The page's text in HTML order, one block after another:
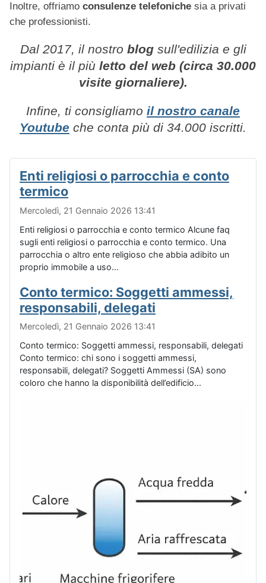
Inoltre, offriamo consulenze telefoniche sia a privati
che professionisti.
Dal 2017, il nostro blogsull'edilizia e gli
impianti è il più letto del web (circa 30.000
visite giornaliere).
Infine, ti consigliamo il nostro canale
Youtube che conta più di 34.000 iscritti.
Enti religiosi o parrocchia e conto
termico
Mercoledì, 21 Gennaio 2026 13:41
Enti religiosi o parrocchia e conto termico Alcune faq
sugli enti religiosi o parrocchia e conto termico. Una
parrocchia o altro ente religioso che abbia adibito un
proprio immobile a uso...
Conto termico: Soggetti ammessi,
responsabili, delegati
Mercoledì, 21 Gennaio 2026 13:41
Conto termico: Soggetti ammessi, responsabili, delegati
Conto termico: chi sono i soggetti ammessi,
responsabili, delegati? Soggetti Ammessi (SA) sono
coloro che hanno la disponibilità dell’edificio...